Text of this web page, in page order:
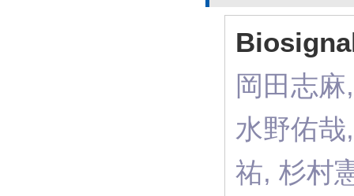
岡田志
水野佑
祐, 杉村